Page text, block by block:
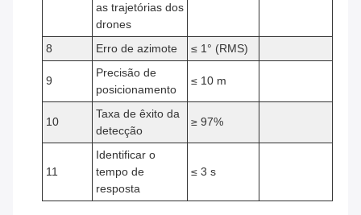
as trajetórias dos
drones
8 Erro de azimote ≤ 1° (RMS)
9
Precisão de
posicionamento
≤ 10 m
10
Taxa de êxito da
detecção
≥ 97%
11
Identificar o
tempo de
resposta
≤ 3 s